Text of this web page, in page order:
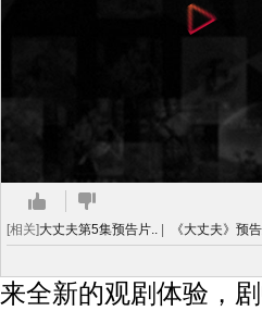
[相关]大丈夫第5集预告片.. 《大丈夫》预
来全新的观剧体验，